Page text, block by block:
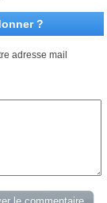
?
adresse mail